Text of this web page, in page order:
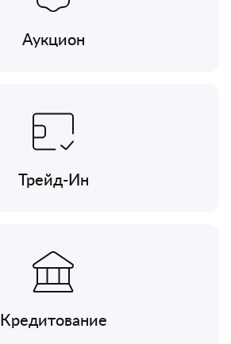
Аукцион
Трейд-Ин
Кредитование